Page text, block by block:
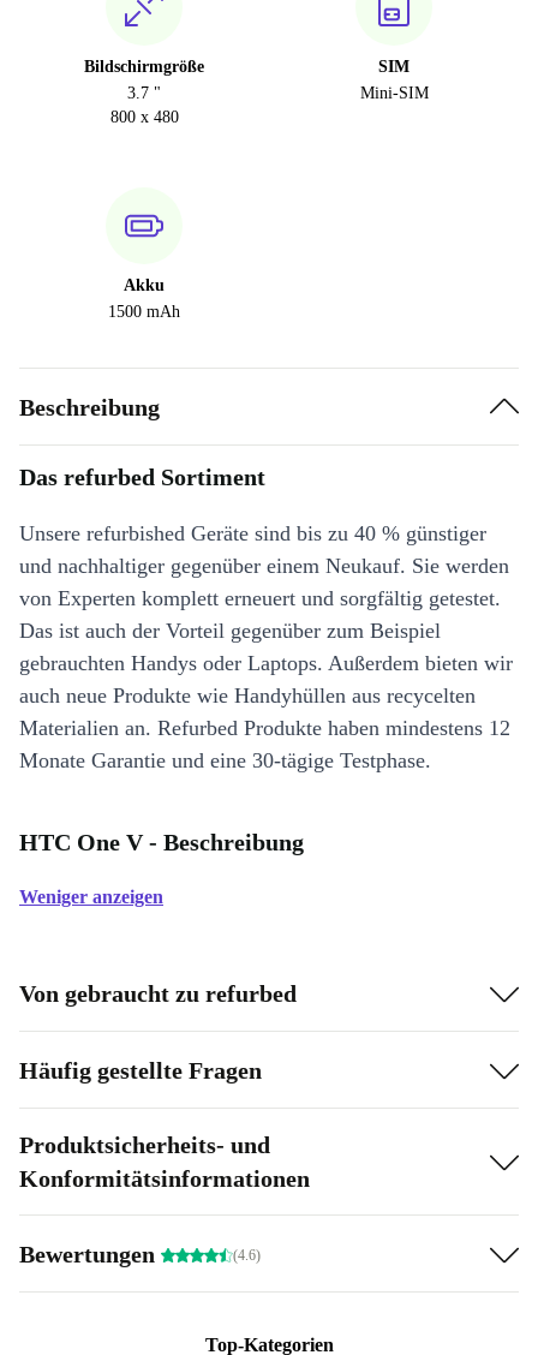
Bildschirmgröße
3.7 "
800 x 480
SIM
Mini-SIM
Akku
1500 mAh
Beschreibung
Das refurbed Sortiment
Unsere refurbished Geräte sind bis zu 40 % günstiger
und nachhaltiger gegenüber einem Neukauf. Sie werden
von Experten komplett erneuert und sorgfältig getestet.
Das ist auch der Vorteil gegenüber zum Beispiel
gebrauchten Handys oder Laptops. Außerdem bieten wir
auch neue Produkte wie Handyhüllen aus recycelten
Materialien an. Refurbed Produkte haben mindestens 12
Monate Garantie und eine 30-tägige Testphase.
HTC One V - Beschreibung
Weniger anzeigen
Von gebraucht zu refurbed
Häufig gestellte Fragen
Produktsicherheits- und
Konformitätsinformationen
Bewertungen (4.6)
Top-Kategorien